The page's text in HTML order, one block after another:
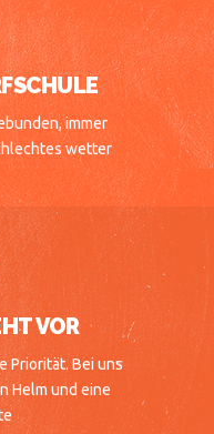
immer
wetter
VOR
Priorität. Bei uns
Helm und eine